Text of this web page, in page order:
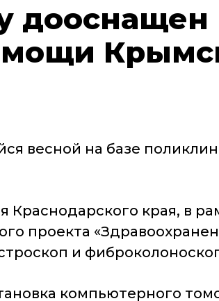
дооснащен
весной на базе
края, в
проекта
и
компьютерного